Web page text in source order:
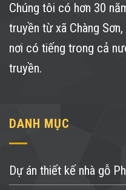
Chúng tôi có hơn 30
truyền từ xã Chàng
nơi có tiếng trong cả
truyền.
DANH MỤC
Dự án thiết kế nhà gỗ